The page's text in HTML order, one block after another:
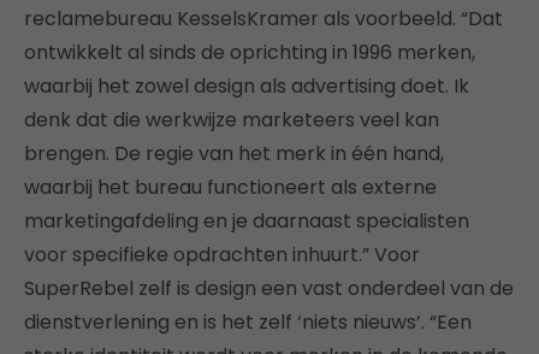
reclamebureau KesselsKramer als voorbeeld. “Dat
ontwikkelt al sinds de oprichting in 1996 merken,
waarbij het zowel design als advertising doet. Ik
denk dat die werkwijze marketeers veel kan
brengen. De regie van het merk in één hand,
waarbij het bureau functioneert als externe
marketingafdeling en je daarnaast specialisten
voor specifieke opdrachten inhuurt.” Voor
SuperRebel zelf is design een vast onderdeel van de
dienstverlening en is het zelf ‘niets nieuws’. “Een